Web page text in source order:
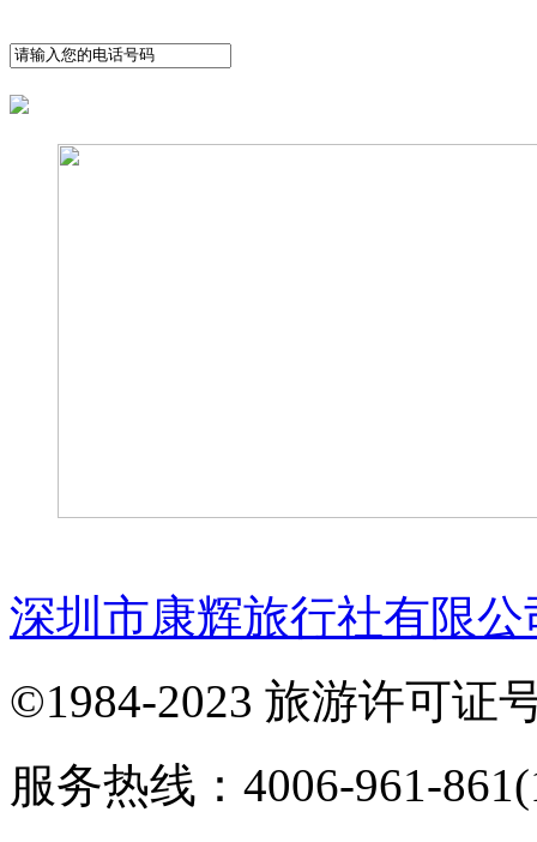
深圳市康辉旅行社有限
©1984-2023 旅游许可证
服务热线：4006-961-